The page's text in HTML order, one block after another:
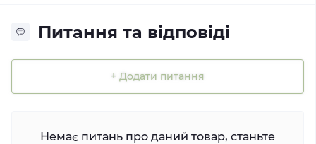
Питання та відповіді
+ Додати питання
Немає питань про даний товар, станьте